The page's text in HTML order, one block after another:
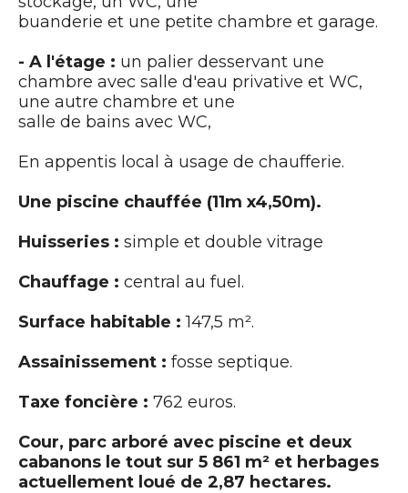
buanderie et une petite chambre et garage.
- A l'étage : un palier desservant une
chambre avec salle d'eau privative et WC,
une autre chambre et une
salle de bains avec WC,
En appentis local à usage de chaufferie.
Une piscine chauffée (11m x4,50m).
Huisseries : simple et double vitrage
Chauffage : central au fuel.
Surface habitable : 147,5 m².
Assainissement : fosse septique.
Taxe foncière : 762 euros.
Cour, parc arboré avec piscine et deux
cabanons le tout sur 5 861 m² et herbages
actuellement loué de 2,87 hectares.